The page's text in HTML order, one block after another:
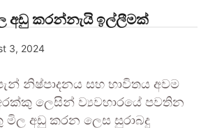
අඩු කරන්නැයි ඉල්ලීමක්
3, 2024
නිෂ්පාදනය සහ භාවිතය අවම
ලෙසින් ව්‍යවහාරයේ පවතින
මිල අඩු කරන ලෙස සුරාබදු